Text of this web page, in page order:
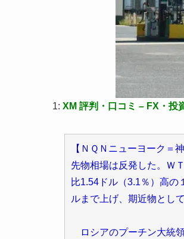
1: XM 評判・口コミ – FX・投
【ＮＱＮニューヨーク＝
先物相場は反発した。Ｗ
比1.54ドル（3.1％）高の
ルまで上げ、期近物とし
ロシアのプーチン大統